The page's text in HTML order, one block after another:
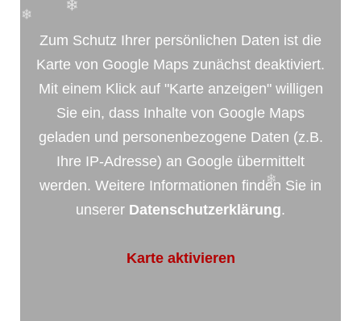
Zum Schutz Ihrer persönlichen Daten ist die
Karte von Google Maps zunächst deaktiviert.
Mit einem Klick auf "Karte anzeigen" willigen
Sie ein, dass Inhalte von Google Maps
geladen und personenbezogene Daten (z.B.
Ihre IP-Adresse) an Google übermittelt
werden. Weitere Informationen finden Sie in
unserer Datenschutzerklärung.
Karte aktivieren